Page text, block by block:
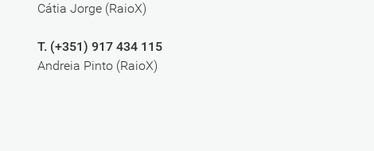
Cátia Jorge (RaioX)
T. (+351) 917 434 115
Andreia Pinto (RaioX)